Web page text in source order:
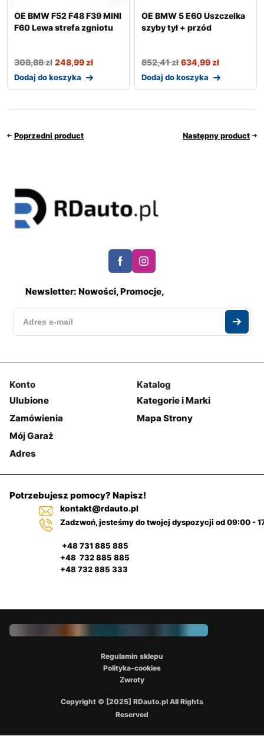
OE BMW F52 F48 F39 MINI
F60 Lewa strefa zgniotu
308,88zł 248,99zł
Dodaj do koszyka
OE BMW 5 E60 Uszczelka
szyby tył + przód
852,41zł 634,99zł
Dodaj do koszyka
Poprzedni product Następny product
Newsletter: Nowości, Promocje,
Konto
Ulubione
Zamówienia
Mój Garaż
Adres
Katalog
Kategorie i Marki
Mapa Strony
Potrzebujesz pomocy? Napisz!
kontakt@rdauto.pl
Zadzwoń, jesteśmy do twojej dyspozycji od 09:00 -
+48 731 885 885
+48 732 885 885
+48 732 885 333
Copyright © [2025] RDauto.pl All Rights
Reserved
Regulamin sklepu
Polityka-cookies
Zwroty